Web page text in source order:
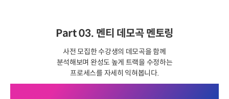
Part 03. 멘티 데모곡 멘토링
사전 모집한 수강생의 데모곡을 함께
분석해보며 완성도 높게 트랙을 수정하는
프로세스를 자세히 익혀봅니다.